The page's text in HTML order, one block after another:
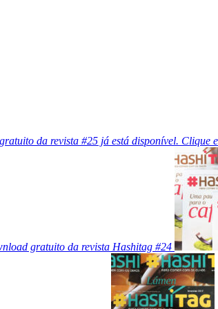
da revista #25 já está disponível. Clique
gratuito da revista Hashitag #24